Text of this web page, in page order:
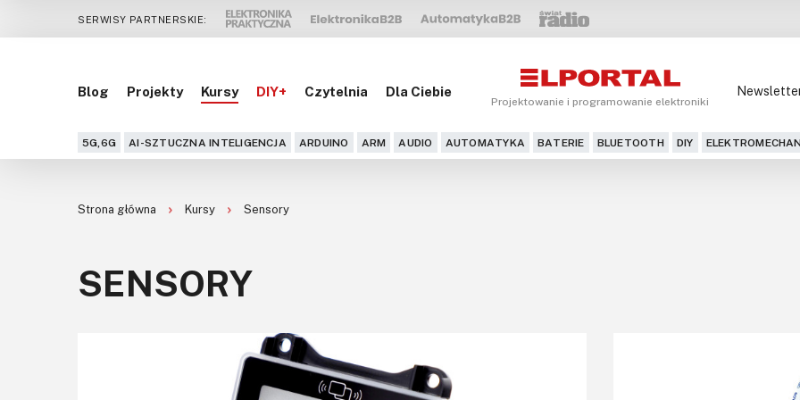
SERWISY PARTNERSKIE:
Blog Projekty Kursy DIY+ Czytelnia Dla Ciebie
Projektowanie i programowanie elektroniki
5G,6G AI-SZTUCZNA INTELIGENCJA ARDUINO ARM AUDIO AUTOMATYKA BATERIE BLUETOOTH DIY
Strona główna Kursy Sensory
SENSORY